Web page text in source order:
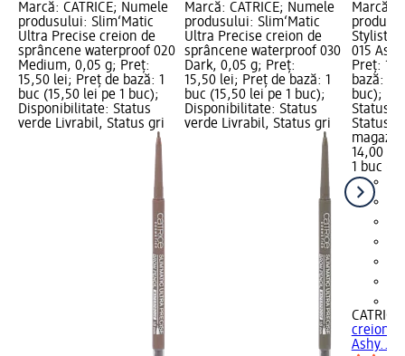
Marcă: CATRICE; Numele
produsului: Slim‘Matic
Ultra Precise creion de
sprâncene waterproof 020
Medium, 0,05 g; Preț:
15,50 lei; Preț de bază: 1
buc (15,50 lei pe 1 buc);
Disponibilitate: Status
verde Livrabil, Status gri
Marcă: CATRICE; Numele
produsului: Slim‘Matic
Ultra Precise creion de
sprâncene waterproof 030
Dark, 0,05 g; Preț:
15,50 lei; Preț de bază: 1
buc (15,50 lei pe 1 buc);
Disponibilitate: Status
verde Livrabil, Status gri
Marcă:
Stylist
015
Preț:
bază: 1
buc);
Status
Status
14,00 lei
1 buc
CATRICE
creion
Ashy...,